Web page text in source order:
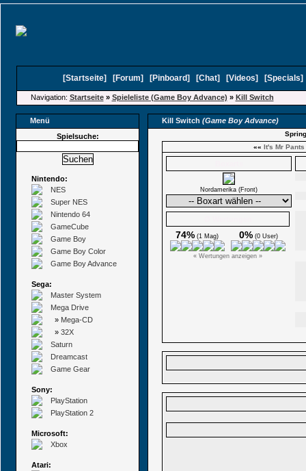
[Startseite] [Forum] [Pinboard] [Chat] [Videos] [Specials
Navigation: Startseite» Spieleliste (Game Boy Advance) » Kill Switch
Menü Kill Switch (Game Boy Advance)
Spielsuche:
Nintendo:
NES
Super NES
Nintendo 64
GameCube
Game Boy
Game Boy Color
Game Boy Advance
Sega:
Master System
Mega Drive
» Mega-CD
» 32X
Saturn
Dreamcast
Game Gear
Sony:
PlayStation
PlayStation 2
Microsoft:
Xbox
Atari:
«« It's Mr Pants
Nordamerika (Front)
74% (1 Mag) 0% (0 User)
« Wertungen anzeigen »